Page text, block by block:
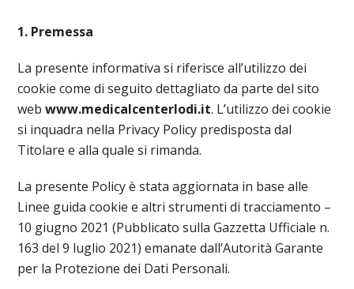
1. Premessa
La presente informativa si riferisce all’utilizzo dei
cookie come di seguito dettagliato da parte del sito
webwww.medicalcenterlodi.it. L’utilizzo dei cookie
si inquadra nella Privacy Policy predisposta dal
Titolare e alla quale si rimanda.
La presente Policy è stata aggiornata in base alle
Linee guida cookie e altri strumenti di tracciamento –
10 giugno 2021 (Pubblicato sulla Gazzetta Ufficiale n.
163 del 9 luglio 2021) emanate dall’Autorità Garante
per la Protezione dei Dati Personali.